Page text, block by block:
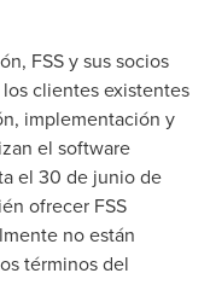
FSS y sus socios
clientes existentes
implementación y
el software
el 30 de junio de
ofrecer FSS
no están
términos del